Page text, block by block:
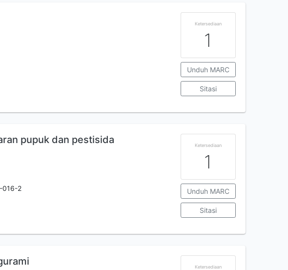
Ketersediaan
1
Unduh MARC
Sitasi
pupuk dan pestisida
016-2
Ketersediaan
1
Unduh MARC
Sitasi
Ketersediaan